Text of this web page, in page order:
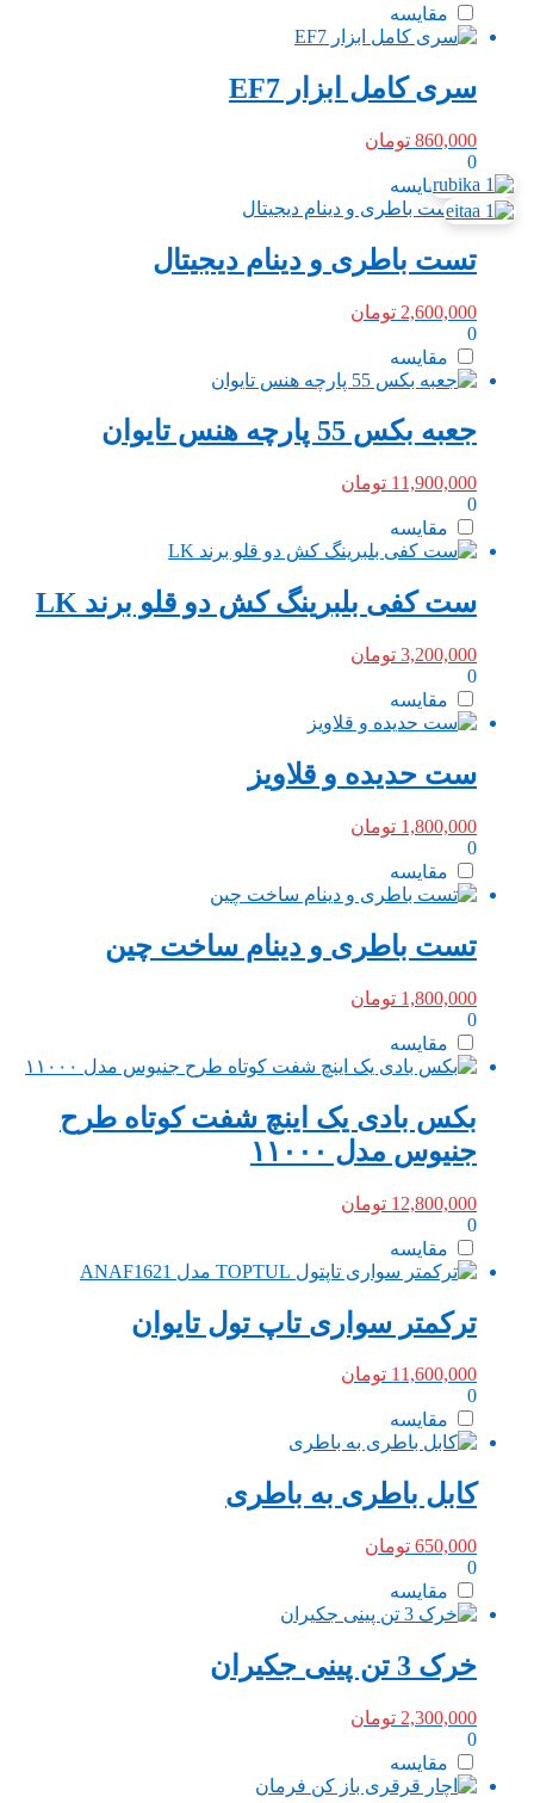
مقایسه
سری کامل ابزار EF7
860,000 تومان
0
مقایسه
تست باطری و دینام دیجیتال
2,600,000 تومان
0
مقایسه
جعبه بکس 55 پارچه هنس تایوان
11,900,000 تومان
0
مقایسه
ست کفی بلبرینگ کش دو قلو برند LK
3,200,000 تومان
0
مقایسه
ست حدیده و قلاویز
1,800,000 تومان
0
مقایسه
تست باطری و دینام ساخت چین
1,800,000 تومان
0
مقایسه
بکس بادی یک اینچ شفت کوتاه طرح
جنیوس مدل ۱۱۰۰۰
12,800,000 تومان
0
مقایسه
ترکمتر سواری تاپ تول تایوان
11,600,000 تومان
0
مقایسه
کابل باطری به باطری
650,000 تومان
0
مقایسه
خرک 3 تن پینی جکیران
2,300,000 تومان
0
مقایسه